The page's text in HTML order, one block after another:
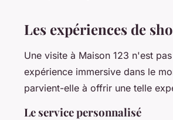
Les expériences de
Une visite à Maison 123 n'est
expérience immersive dans le
parvient-elle à offrir une telle
Le service personnalisé